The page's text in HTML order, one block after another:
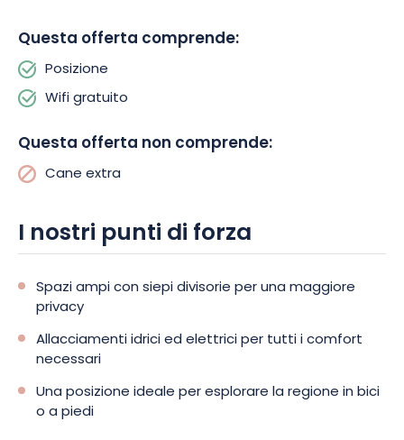
Questa offerta comprende:
Posizione
Wifi gratuito
Questa offerta non comprende:
Cane extra
I nostri punti di forza
Spazi ampi con siepi divisorie per una maggiore
privacy
Allacciamenti idrici ed elettrici per tutti i comfort
necessari
Una posizione ideale per esplorare la regione in bici
o a piedi